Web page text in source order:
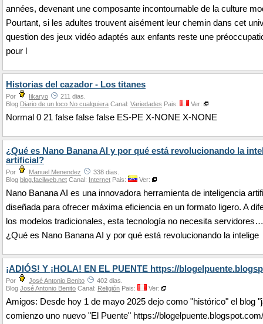
années, devenant une composante incontournable de la culture
Pourtant, si les adultes trouvent aisément leur chemin dans cet
question des jeux vidéo adaptés aux enfants reste une
pour l
Historias del cazador - Los titanes
Por Iikaryo
211 dias.
Blog Diario de un loco No cualquiera Canal: Variedades Pais: Ver:
Normal 0 21 false false false ES-PE X-NONE X-NONE
¿Qué es Nano Banana AI y por qué está revolucionando la
artificial?
Por Manuel Menendez
338 dias.
Blog blog.facilweb.net Canal: Internet Pais: Ver:
Nano Banana AI es una innovadora herramienta de inteligencia
diseñada para ofrecer máxima eficiencia en un formato ligero. A
los modelos tradicionales, esta tecnología no necesita
¿Qué es Nano Banana AI y por qué está revolucionando la intelige
¡ADIÓS! Y ¡HOLA! EN EL PUENTE https://
Por José Antonio Benito
402 dias.
Blog José Antonio Benito Canal: Religión Pais: Ver:
Amigos: Desde hoy 1 de mayo 2025 dejo como "histórico" el blog
comienzo uno nuevo "El Puente" https://